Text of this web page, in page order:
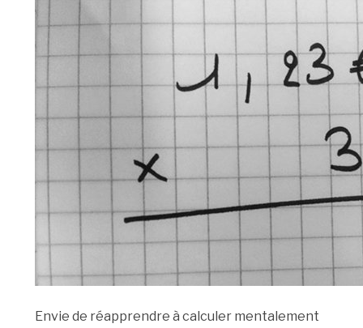
Envie de réapprendre à calculer mentalement